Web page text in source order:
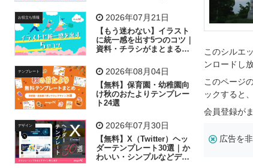
子供 作業員 相談 ピクトグラム
お役立ち情報 2026年07月21日
【もう迷わない】イラスト
に統一感を出す5つのコツ｜
資料・チラシがまとまるフ
テンプレート 2026年08月04日
【無料】保育園・幼稚園向
け秋のおたよりテンプレー
ト24選
デザイン 2026年07月30日
【無料】X（Twitter）ヘッ
ダーテンプレート30選｜か
わいい・シンプルなどデザ
このシルエ
ンロードし
このページ
ックすると
会員登録が
広告を